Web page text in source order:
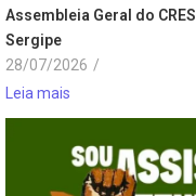
Assembleia Geral do
Sergipe
28/07/2026 /
Leia mais